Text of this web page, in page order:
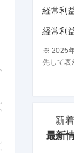
経常利
経常利
※ 2025
先して表
新
最新